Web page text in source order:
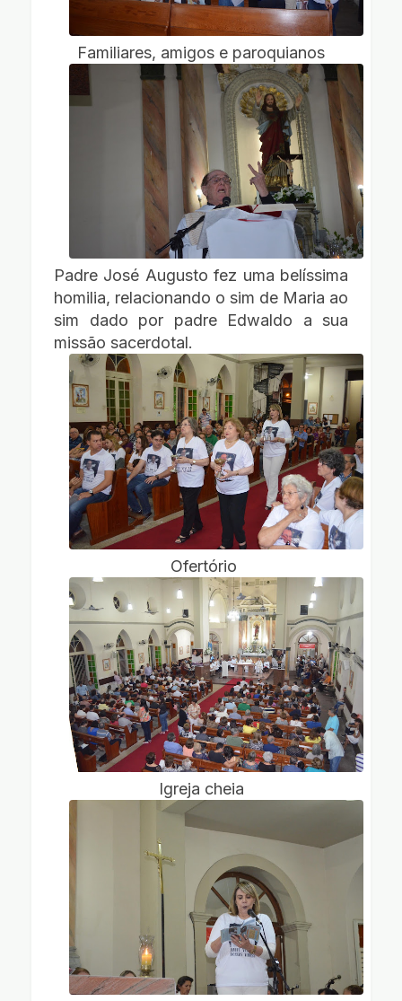
Familiares, amigos e paroquianos
Padre José Augusto fez uma belíssima
homilia, relacionando o sim de Maria ao
sim dado por padre Edwaldo a sua
missão sacerdotal.
Ofertório
Igreja cheia